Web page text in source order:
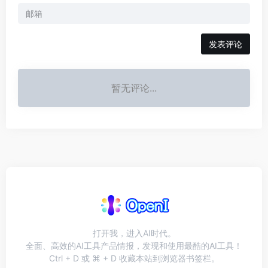
发表评论
暂无评论...
打开我，进入AI时代。
全面、高效的AI工具产品情报，发现和使用最酷的AI工具！
Ctrl + D 或 ⌘ + D 收藏本站到浏览器书签栏。